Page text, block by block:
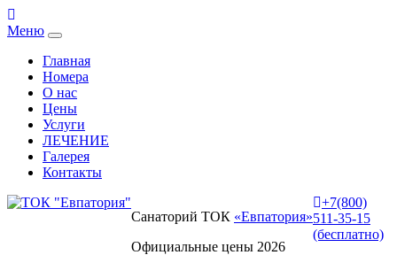
Меню
Главная
Номера
О нас
Цены
Услуги
ЛЕЧЕНИЕ
Галерея
Контакты
Санаторий ТОК «Евпатория»
Официальные цены 2026
+7(800)
511-35-15
(бесплатно)